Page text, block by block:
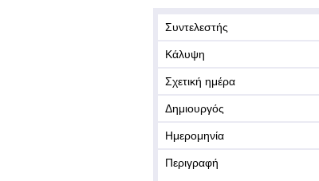
Συντελεστής
Κάλυψη
Σχετική ημέρα
Δημιουργός
Ημερομηνία
Περιγραφή